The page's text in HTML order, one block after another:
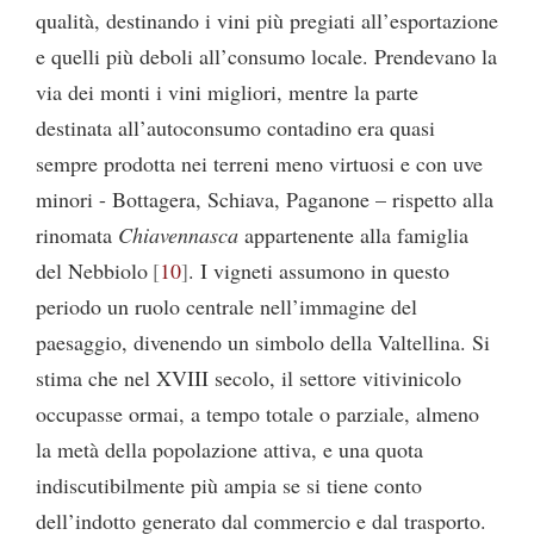
qualità, destinando i vini più pregiati all’esportazione
e quelli più deboli all’consumo locale. Prendevano la
via dei monti i vini migliori, mentre la parte
destinata all’autoconsumo contadino era quasi
sempre prodotta nei terreni meno virtuosi e con uve
minori - Bottagera, Schiava, Paganone – rispetto alla
rinomata Chiavennasca appartenente alla famiglia
del Nebbiolo 10 . I vigneti assumono in questo
periodo un ruolo centrale nell’immagine del
paesaggio, divenendo un simbolo della Valtellina. Si
stima che nel XVIII secolo, il settore vitivinicolo
occupasse ormai, a tempo totale o parziale, almeno
la metà della popolazione attiva, e una quota
indiscutibilmente più ampia se si tiene conto
dell’indotto generato dal commercio e dal trasporto.